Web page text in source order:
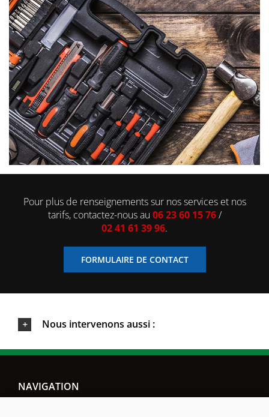
Pour plus de renseignements sur nos services et nos
tarifs, contactez-nous au 06 23 60 15 76/
02 41 61 39 96.
FORMULAIRE DE CONTACT
Nous intervenons aussi :
NAVIGATION